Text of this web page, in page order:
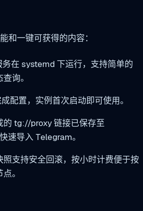
和一键可获得的内容：
务在 systemd 下运行，支持简单的
询。
配置，实例首次启动即可使用。
的 tg://proxy链接已保存至
速导入 Telegram。
照支持安全回滚，按小时计费便于按
。